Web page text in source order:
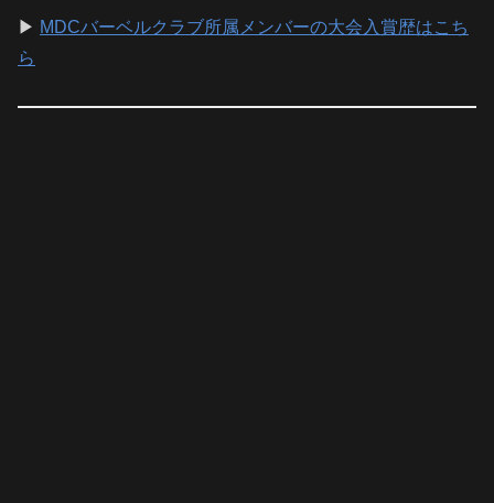
▶ MDCバーベルクラブ所属メンバーの大会入賞歴はこち
ら